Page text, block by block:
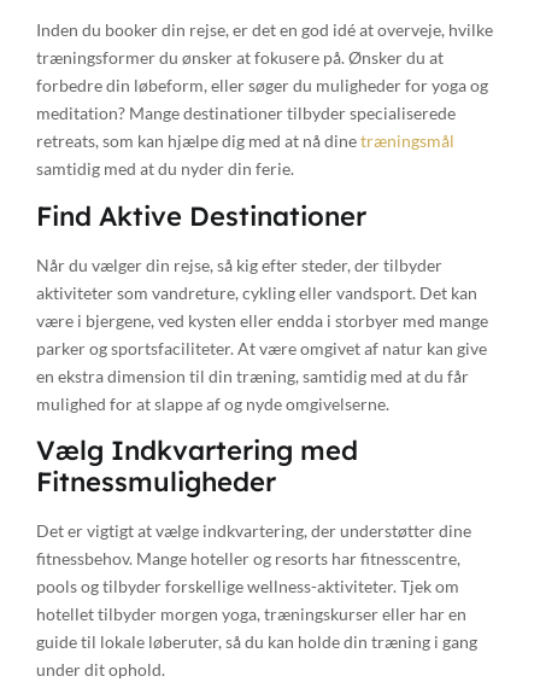
Inden du booker din rejse, er det en god idé at overveje, hvilke
træningsformer du ønsker at fokusere på. Ønsker du at
forbedre din løbeform, eller søger du muligheder for yoga og
meditation? Mange destinationer tilbyder specialiserede
retreats, som kan hjælpe dig med at nå dinetræningsmål
samtidig med at du nyder din ferie.
Find Aktive Destinationer
Når du vælger din rejse, så kig efter steder, der tilbyder
aktiviteter som vandreture, cykling eller vandsport. Det kan
være i bjergene, ved kysten eller endda i storbyer med mange
parker og sportsfaciliteter. At være omgivet af natur kan give
en ekstra dimension til din træning, samtidig med at du får
mulighed for at slappe af og nyde omgivelserne.
Vælg Indkvartering med
Fitnessmuligheder
Det er vigtigt at vælge indkvartering, der understøtter dine
fitnessbehov. Mange hoteller og resorts har fitnesscentre,
pools og tilbyder forskellige wellness-aktiviteter. Tjek om
hotellet tilbyder morgen yoga, træningskurser eller har en
guide til lokale løberuter, så du kan holde din træning i gang
under dit ophold.